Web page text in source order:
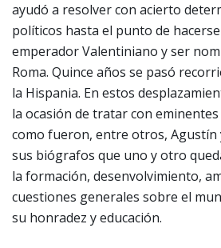
ayudó a resolver con acierto
políticos hasta el punto de
emperador Valentiniano y ser
Roma. Quince años se pasó
la Hispania. En estos
la ocasión de tratar con
como fueron, entre otros, Agustín
sus biógrafos que uno y otro
la formación, desenvolvimiento,
cuestiones generales sobre el
su honradez y educación.